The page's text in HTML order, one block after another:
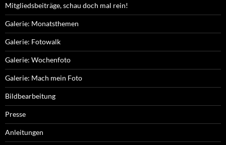
Mitgliedsbeiträge, schau doch mal rein!
Galerie: Monatsthemen
Galerie: Fotowalk
Galerie: Wochenfoto
Galerie: Mach mein Foto
Bildbearbeitung
Presse
Anleitungen